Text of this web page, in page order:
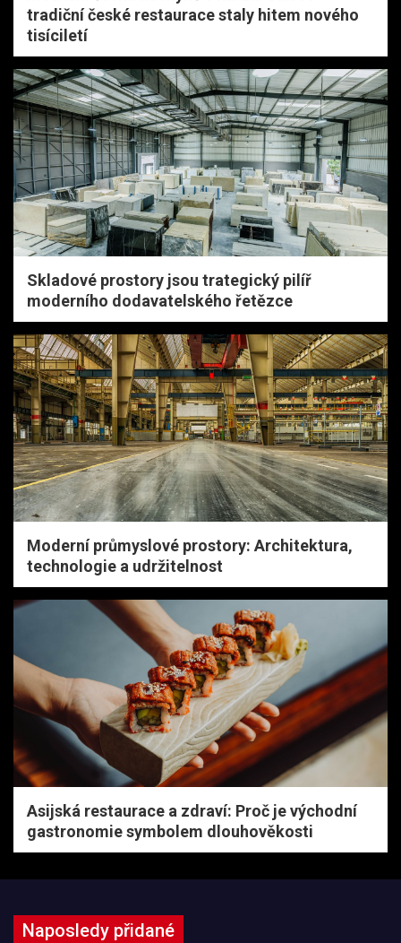
tradiční české restaurace staly hitem nového
tisíciletí
Skladové prostory jsou trategický pilíř
moderního dodavatelského řetězce
Moderní průmyslové prostory: Architektura,
technologie a udržitelnost
Asijská restaurace a zdraví: Proč je východní
gastronomie symbolem dlouhověkosti
Naposledy přidané